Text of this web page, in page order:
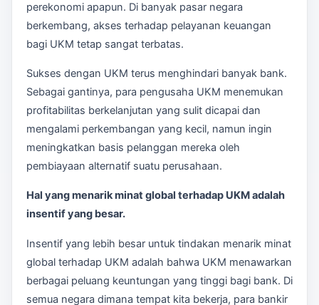
perekonomi apapun. Di banyak pasar negara
berkembang, akses terhadap pelayanan keuangan
bagi UKM tetap sangat terbatas.
Sukses dengan UKM terus menghindari banyak bank.
Sebagai gantinya, para pengusaha UKM menemukan
profitabilitas berkelanjutan yang sulit dicapai dan
mengalami perkembangan yang kecil, namun ingin
meningkatkan basis pelanggan mereka oleh
pembiayaan alternatif suatu perusahaan.
Hal yang menarik minat global terhadap UKM adalah
insentif yang besar.
Insentif yang lebih besar untuk tindakan menarik minat
global terhadap UKM adalah bahwa UKM menawarkan
berbagai peluang keuntungan yang tinggi bagi bank. Di
semua negara dimana tempat kita bekerja, para bankir